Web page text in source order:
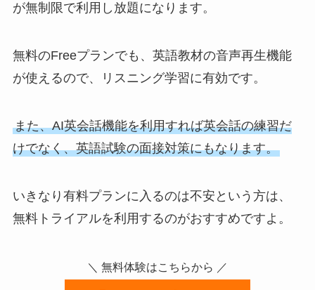
が無制限で利用し放題になります。
無料のFreeプランでも、英語教材の音声再生機能
が使えるので、リスニング学習に有効です。
また、AI英会話機能を利用すれば英会話の練習だ
けでなく、英語試験の面接対策にもなります。
いきなり有料プランに入るのは不安という方は、
無料トライアルを利用するのがおすすめですよ。
＼ 無料体験はこちらから ／